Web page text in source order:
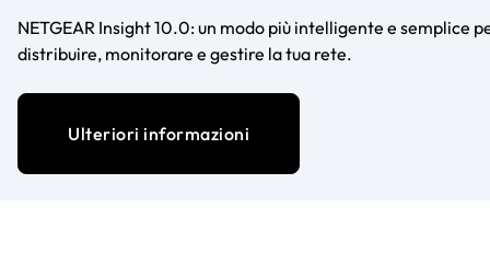
NETGEAR Insight 10.0: un modo più intelligente e semplice
distribuire, monitorare e gestire la tua rete.
Ulteriori informazioni